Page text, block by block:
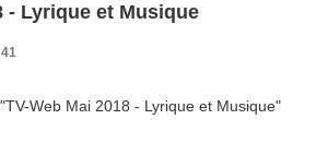
- Lyrique et Musique